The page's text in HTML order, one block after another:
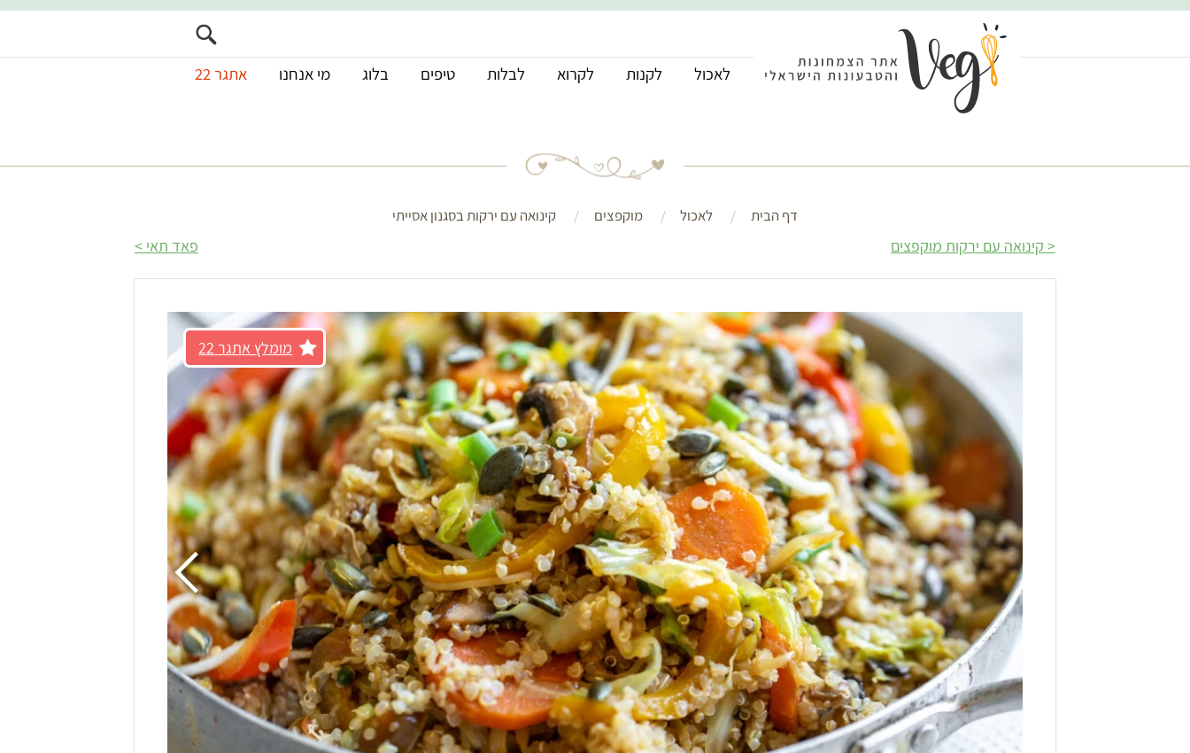
לאכול לקנות לקרוא לבלות טיפים בלוג מי אנחנו אתגר 22
דף הבית לאכול מוקפצים קינואה עם ירקות בסגנון אסייתי
קינואה עם ירקות מוקפצים פאד תאי
מומלץ אתגר 22